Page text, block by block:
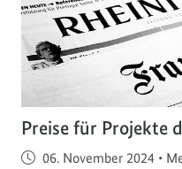
Preise für Projekte
Veröffentlicht am
06. November 2024 •